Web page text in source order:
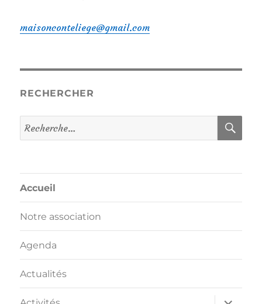
maisonconteliege@gmail.com
RECHERCHER
Recherche
pour :
Accueil
Notre association
Agenda
Actualités
ouvrir